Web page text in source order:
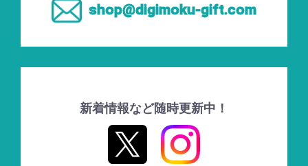
shop@digimoku-gift.com
新着情報など随時更新中！